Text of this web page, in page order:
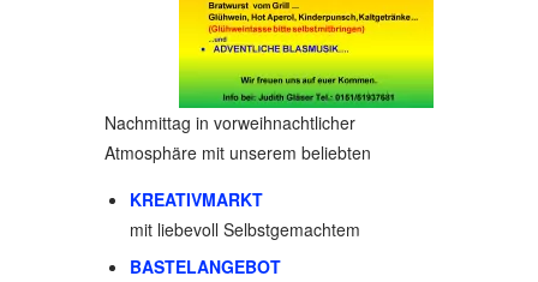
Nachmittag in vorweihnachtlicher
Atmosphäre mit unserem beliebten
KREATIVMARKT
mit liebevoll Selbstgemachtem
BASTELANGEBOT